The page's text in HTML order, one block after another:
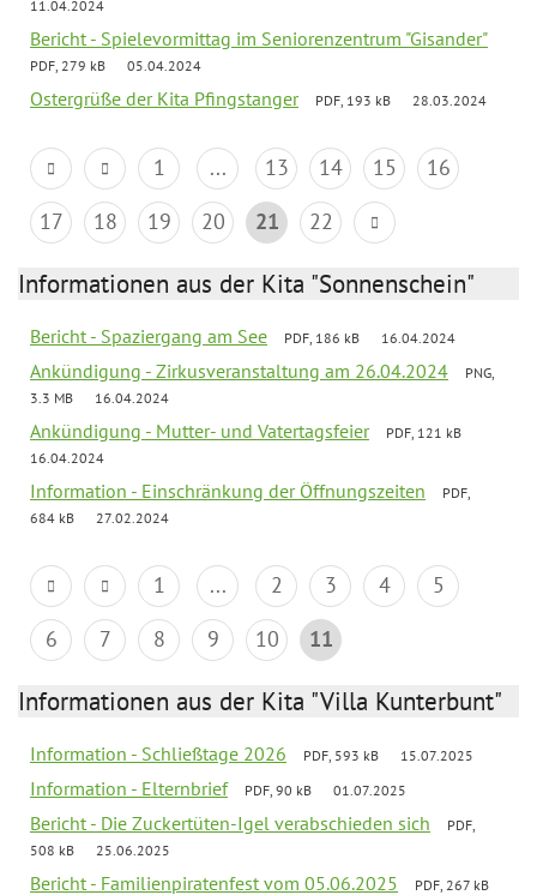
11.04.2024
Bericht - Spielevormittag im Seniorenzentrum "Gisander"
PDF, 279 kB 05.04.2024
Ostergrüße der Kita Pfingstanger PDF, 193 kB 28.03.2024
1 ... 13 14 15
16
17
18 19 20 21 22
Informationen aus der Kita "Sonnenschein"
Bericht - Spaziergang am See PDF, 186 kB 16.04.2024
Ankündigung - Zirkusveranstaltung am 26.04.2024
PNG,
3.3 MB
16.04.2024
Ankündigung - Mutter- und Vatertagsfeier
PDF, 121 kB
16.04.2024
Information - Einschränkung der Öffnungszeiten
PDF,
684 kB
27.02.2024
1 ... 2 3 4
5
6
7 8 9 10 11
Informationen aus der Kita "Villa Kunterbunt"
Information - Schließtage 2026 PDF, 593 kB 15.07.2025
Information - Elternbrief PDF, 90 kB 01.07.2025
Bericht - Die Zuckertüten-Igel verabschieden sich
PDF,
508 kB
25.06.2025
Bericht - Familienpiratenfest vom 05.06.2025 PDF, 267 kB